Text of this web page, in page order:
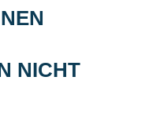
NICHT